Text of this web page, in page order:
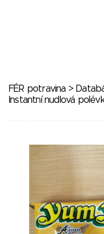
FÉR potravina >
Instantní nudlová